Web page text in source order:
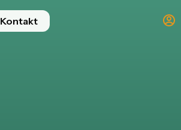
Kontakt